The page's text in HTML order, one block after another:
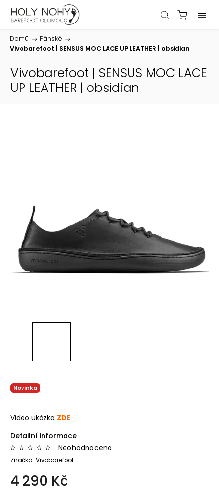
Domů / Pánské /
Vivobarefoot | SENSUS MOC LACE UP LEATHER | obsidian
Vivobarefoot | SENSUS MOC LACE
UP LEATHER | obsidian
Novinka
Video ukázka ZDE
Detailní informace
Značka: Vivobarefoot
Neohodnoceno
4 290 Kč